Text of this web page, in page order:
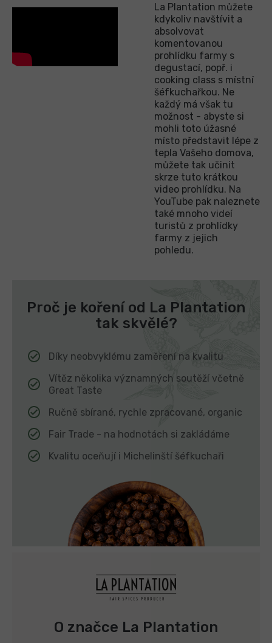
La Plantation můžete
kdykoliv navštívit a
absolvovat
komentovanou
prohlídku farmy s
degustací, popř. i
cooking class s místní
šéfkuchařkou. Ne
každý má však tu
možnost - abyste si
mohli toto úžasné
místo představit lépe z
tepla Vašeho domova,
můžete tak učinit
skrze tuto krátkou
video prohlídku. Na
YouTube pak naleznete
také mnoho videí
turistů z prohlídky
farmy z jejich
pohledu.
Proč je koření od La Plantation
tak skvělé?
Díky neobvyklému zaměření na kvalitu
Vítěz několika významných soutěží včetně
Great Taste
Ručně sbírané, rychle zpracované, organic
Fair Trade - na hodnotách si zakládáme
Kvalitu oceňují i Michelinští šéfkuchaři
O značce La Plantation